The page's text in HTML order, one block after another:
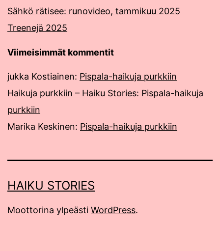
Sähkö rätisee: runovideo, tammikuu 2025
Treenejä 2025
Viimeisimmät kommentit
jukka Kostiainen: Pispala-haikuja purkkiin
Haikuja purkkiin – Haiku Stories: Pispala-haikuja
purkkiin
Marika Keskinen: Pispala-haikuja purkkiin
HAIKU STORIES
Moottorina ylpeästi WordPress.